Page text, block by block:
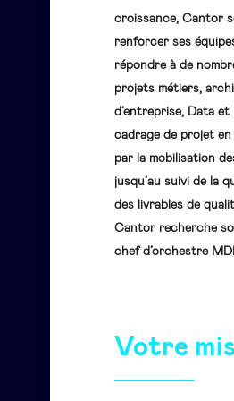
croissance, Cantor
renforcer ses
répondre à de
projets métiers,
d’entreprise, Data et
cadrage de projet
par la mobilisation
jusqu’au suivi de la
des livrables de
Cantor recherche
chef d’orchestre
Votre